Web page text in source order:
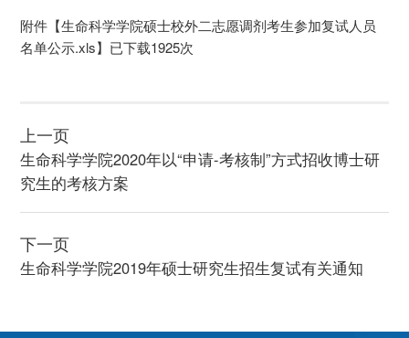
附件【生命科学学院硕士校外二志愿调剂考生参加复试人员
名单公示.xls】已下载1925次
上一页
生命科学学院2020年以“申请-考核制”方式招收博士研
究生的考核方案
下一页
生命科学学院2019年硕士研究生招生复试有关通知